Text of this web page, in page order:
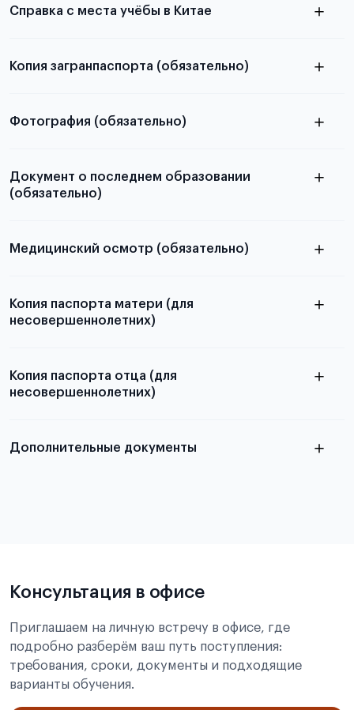
Справка с места учёбы в Китае
статье справка с места учёбы в Китае
Копия загранпаспорта (обязательно)
паспорта
Фотография (обязательно)
Документ о последнем образовании
(обязательно)
абитуриентов, изложена в статье.
Медицинский осмотр (обязательно)
Для примеров заполнения и пустых
бланков ознакомьтесь с статьей
Копия паспорта матери (для
несовершеннолетних)
Копия паспорта отца (для
несовершеннолетних)
Дополнительные документы
Консультация в офисе
Приглашаем на личную встречу в офисе, где
подробно разберём ваш путь поступления:
требования, сроки, документы и подходящие
варианты обучения.